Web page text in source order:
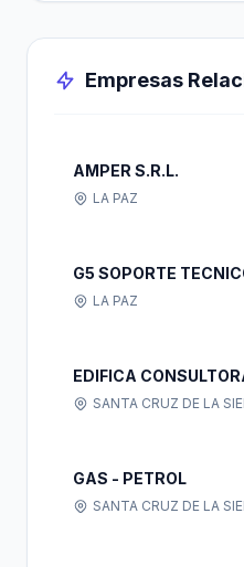
Empresas
AMPER S.R.L.
LA PAZ
G5 SOPORTE
LA PAZ
EDIFICA
SANTA CRUZ DE LA
GAS - PETROL
SANTA CRUZ DE LA